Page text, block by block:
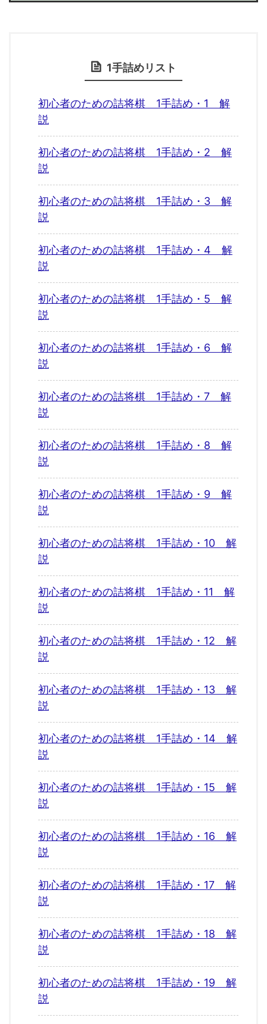
1手詰めリスト
初心者のための詰将棋 1手詰め・1 解
説
初心者のための詰将棋 1手詰め・2 解
説
初心者のための詰将棋 1手詰め・3 解
説
初心者のための詰将棋 1手詰め・4 解
説
初心者のための詰将棋 1手詰め・5 解
説
初心者のための詰将棋 1手詰め・6 解
説
初心者のための詰将棋 1手詰め・7 解
説
初心者のための詰将棋 1手詰め・8 解
説
初心者のための詰将棋 1手詰め・9 解
説
初心者のための詰将棋 1手詰め・10 解
説
初心者のための詰将棋 1手詰め・11 解
説
初心者のための詰将棋 1手詰め・12 解
説
初心者のための詰将棋 1手詰め・13 解
説
初心者のための詰将棋 1手詰め・14 解
説
初心者のための詰将棋 1手詰め・15 解
説
初心者のための詰将棋 1手詰め・16 解
説
初心者のための詰将棋 1手詰め・17 解
説
初心者のための詰将棋 1手詰め・18 解
説
初心者のための詰将棋 1手詰め・19 解
説